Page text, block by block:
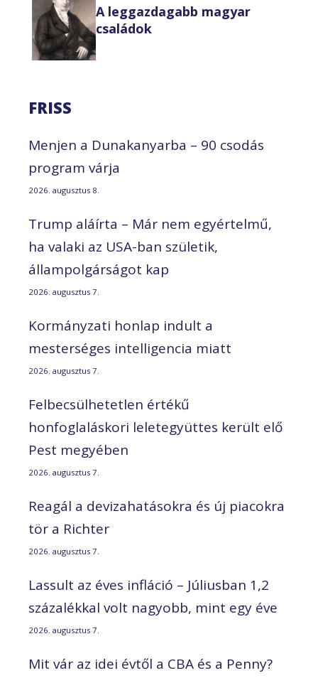
A leggazdagabb magyar
családok
FRISS
Menjen a Dunakanyarba – 90 csodás
program várja
2026. augusztus 8.
Trump aláírta – Már nem egyértelmű,
ha valaki az USA-ban születik,
állampolgárságot kap
2026. augusztus 7.
Kormányzati honlap indult a
mesterséges intelligencia miatt
2026. augusztus 7.
Felbecsülhetetlen értékű
honfoglaláskori leletegyüttes került elő
Pest megyében
2026. augusztus 7.
Reagál a devizahatásokra és új piacokra
tör a Richter
2026. augusztus 7.
Lassult az éves infláció – Júliusban 1,2
százalékkal volt nagyobb, mint egy éve
2026. augusztus 7.
Mit vár az idei évtől a CBA és a Penny?